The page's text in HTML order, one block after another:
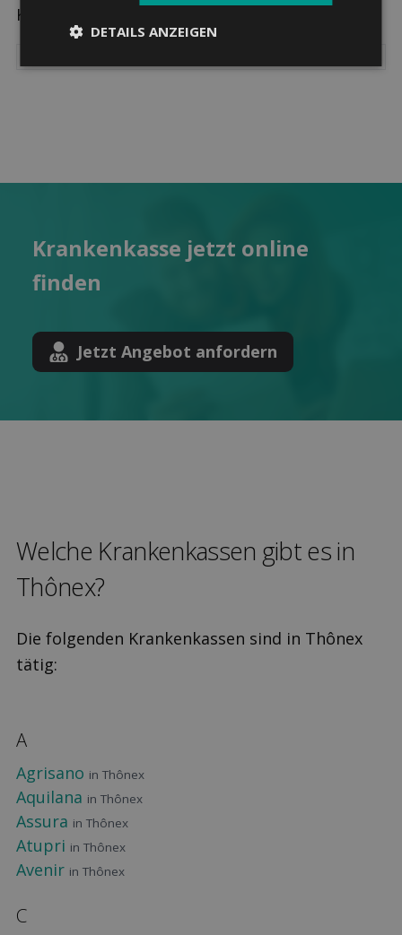
Krankenkassen in Thônex.
Kranken­kasse jetzt online
finden
Jetzt Angebot anfordern
Welche Kranken­kassen gibt es in
Thônex?
Die folgenden Krankenkassen sind in Thônex
tätig:
A
Agrisano in Thônex
Aquilana in Thônex
Assura in Thônex
Atupri in Thônex
Avenir in Thônex
C
DETAILS ANZEIGEN